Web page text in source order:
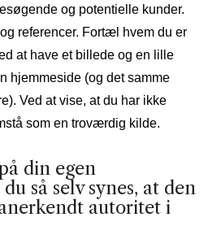
og potentielle kunder.
referencer. Fortæl hvem du er
at have et billede og en lille
hjemmeside (og det samme
Ved at vise, at du har ikke
som en troværdig kilde.
din egen
så selv synes, at den
autoritet i